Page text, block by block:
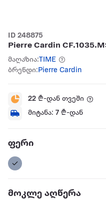
ID 248875
Pierre Cardin
მაღაზია:TIME
ბრენდი: Pierre Cardin
22 ₾-დან თვეში
მიტანა: 7 ₾-დან
ფერი
მოკლე აღწერა